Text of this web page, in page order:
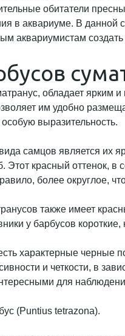
обитатели
в аквариуме. В данной
аквариумистам
обладает
им удобно
выразительность.
самцов является их
Этот красный оттенок,
более округлое,
также имеет
у барбусов
характерные
и четкости, в
для